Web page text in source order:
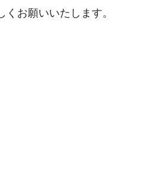
お願いいたします。